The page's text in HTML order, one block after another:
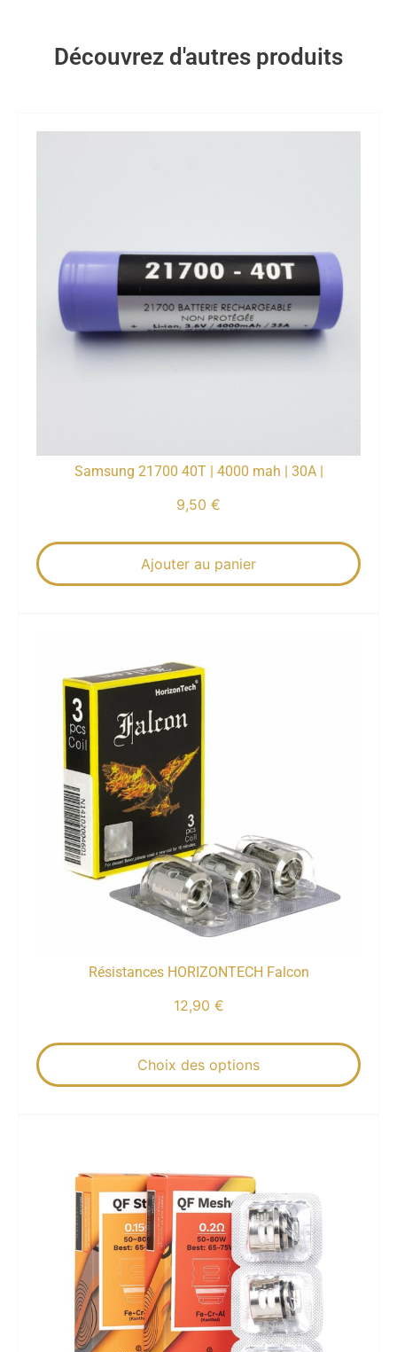
Découvrez d'autres produits
Samsung 21700 40T | 4000 mah | 30A |
9,50 €
Ajouter au panier
Résistances HORIZONTECH Falcon
12,90 €
Choix des options